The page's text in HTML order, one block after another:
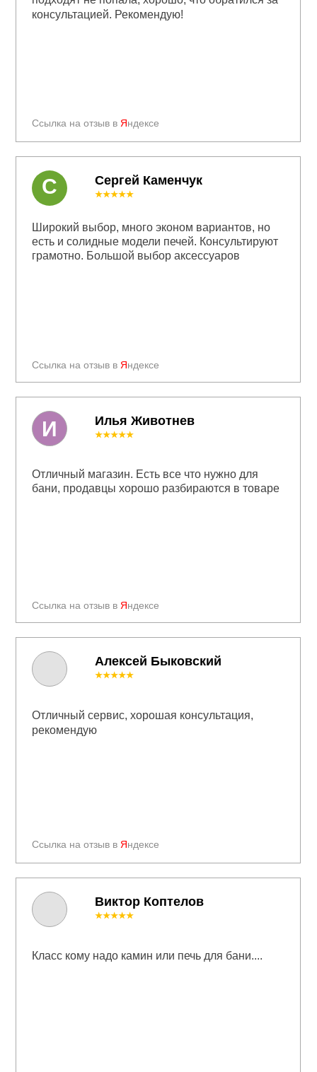
Ссылка на отзыв в Яндексе
консультацией. Рекомендую!
Сергей Каменчук
Ссылка на отзыв в Яндексе
★★★★★
Широкий выбор, много эконом вариантов, но
есть и солидные модели печей. Консультируют
грамотно. Большой выбор аксессуаров
С
Илья Животнев
Ссылка на отзыв в Яндексе
★★★★★
Отличный магазин. Есть все что нужно для
бани, продавцы хорошо разбираются в товаре
И
Алексей Быковский
Ссылка на отзыв в Яндексе
★★★★★
Отличный сервис, хорошая консультация,
рекомендую
★★★★★
Класс кому надо камин или печь для бани....
Виктор Коптелов